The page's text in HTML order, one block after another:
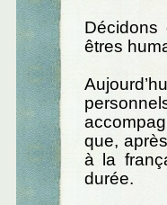
êtres
que,
à la
durée.